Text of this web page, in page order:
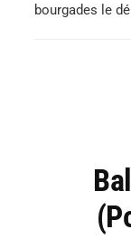
bourgades le